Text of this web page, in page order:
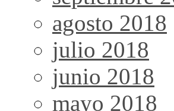
agosto 2018
julio 2018
junio 2018
mayo 2018